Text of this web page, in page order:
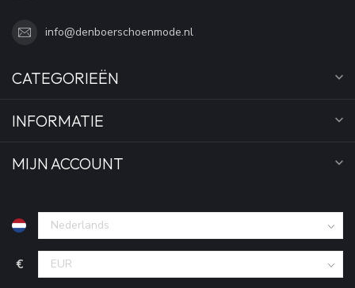
info@denboerschoenmode.nl
CATEGORIEËN
INFORMATIE
MIJN ACCOUNT
€